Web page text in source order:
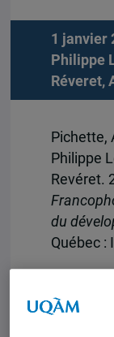
1 janvier
Philippe
Réveret,
Pichette,
Philippe
Revéret.
du
Québec :